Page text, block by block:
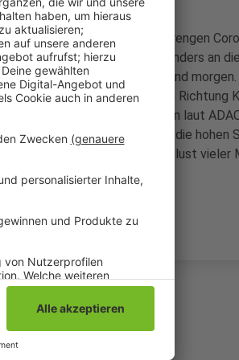
seit zwei Jahren keine strengen
gibt. Demnach sei besonders an
vor allem heute Nachmittag und
die A61 Mönchengladbach Richtung
könnten die Straßen laut
man aber nicht- vor allem die hohen
Krieg könnten die Reiselust vieler